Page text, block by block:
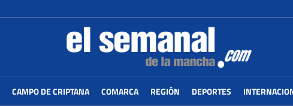
CAMPO DE CRIPTANA COMARCA REGIÓN DEPORTES